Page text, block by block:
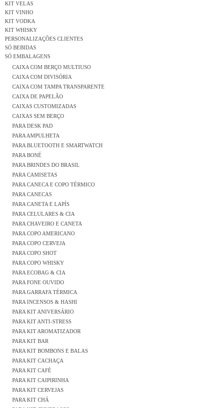
KIT VELAS
KIT VINHO
KIT VODKA
KIT WHISKY
PERSONALIZAÇÕES CLIENTES
SÓ BEBIDAS
SÓ EMBALAGENS
CAIXA COM BERÇO MULTIUSO
CAIXA COM DIVISÓRIA
CAIXA COM TAMPA TRANSPARENTE
CAIXA DE PAPELÃO
CAIXAS CUSTOMIZADAS
CAIXAS SEM BERÇO
PARA DESK PAD
PARA AMPULHETA
PARA BLUETOOTH E SMARTWATCH
PARA BONÉ
PARA BRINDES DO BRASIL
PARA CAMISETAS
PARA CANECA E COPO TÉRMICO
PARA CANECAS
PARA CANETA E LAPÍS
PARA CELULARES & CIA
PARA CHAVEIRO E CANETA
PARA COPO AMERICANO
PARA COPO CERVEJA
PARA COPO SHOT
PARA COPO WHISKY
PARA ECOBAG & CIA
PARA FONE OUVIDO
PARA GARRAFA TÉRMICA
PARA INCENSOS & HASHI
PARA KIT ANIVERSÁRIO
PARA KIT ANTI-STRESS
PARA KIT AROMATIZADOR
PARA KIT BAR
PARA KIT BOMBONS E BALAS
PARA KIT CACHAÇA
PARA KIT CAFÉ
PARA KIT CAIPIRINHA
PARA KIT CERVEJAS
PARA KIT CHÁ